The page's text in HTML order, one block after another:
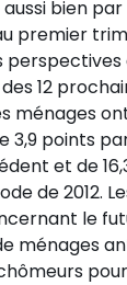
bien
premier
12
ménages
3,9 points
et de
de 2012.
le
ménages